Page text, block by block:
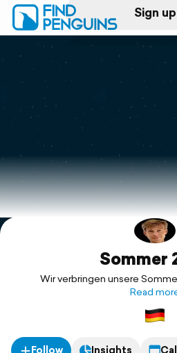
Sign up
Log in
Print a book
Flyover video
Explore
Sommer
Wir verbringen unsere
Norddeutschland und fangen
Landkreis an. Danach gehts nach
Werder.
Read
Follow Insights